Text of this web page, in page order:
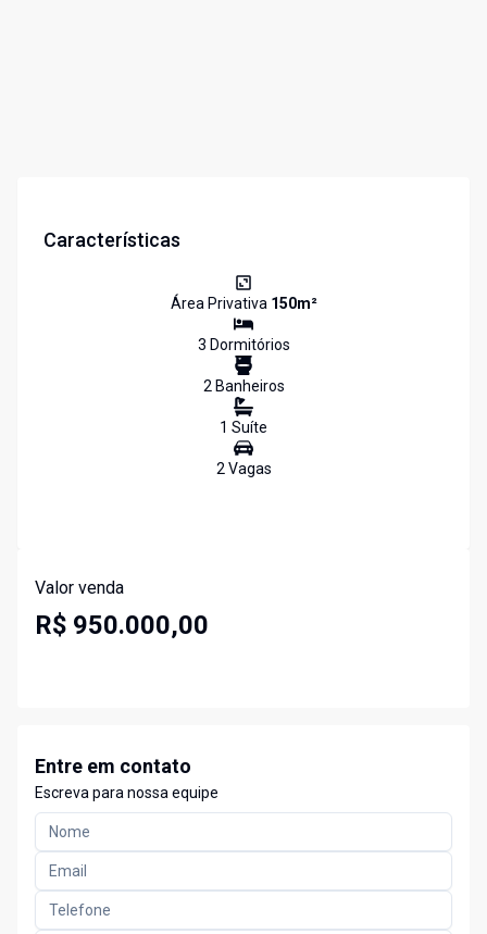
Características
Área Privativa 150m²
3 Dormitórios
2Banheiros
1 Suíte
2Vagas
Valor venda
R$ 950.000,00
Entre em contato
Escreva para nossa equipe